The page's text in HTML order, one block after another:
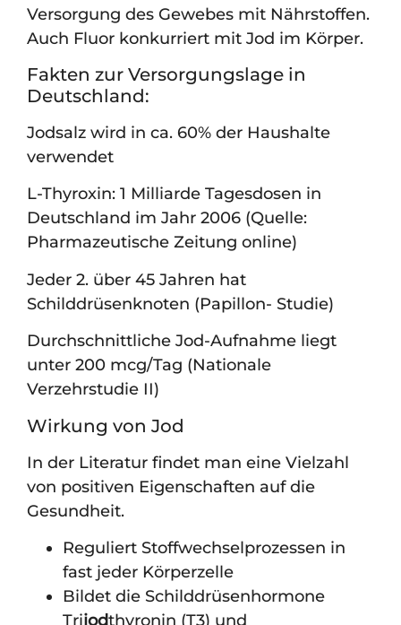
Versorgung des Gewebes mit Nährstoffen.
Auch Fluor konkurriert mit Jod im Körper.
Fakten zur Versorgungslage in
Deutschland:
Jodsalz wird in ca. 60% der Haushalte
verwendet
L-Thyroxin: 1 Milliarde Tagesdosen in
Deutschland im Jahr 2006 (Quelle:
Pharmazeutische Zeitung online)
Jeder 2. über 45 Jahren hat
Schilddrüsenknoten (Papillon- Studie)
Durchschnittliche Jod-Aufnahme liegt
unter 200 mcg/Tag (Nationale
Verzehrstudie II)
Wirkung von Jod
In der Literatur findet man eine Vielzahl
von positiven Eigenschaften auf die
Gesundheit.
Reguliert Stoffwechselprozessen in
fast jeder Körperzelle
Bildet die Schilddrüsenhormone
Trijodthyronin (T3) und